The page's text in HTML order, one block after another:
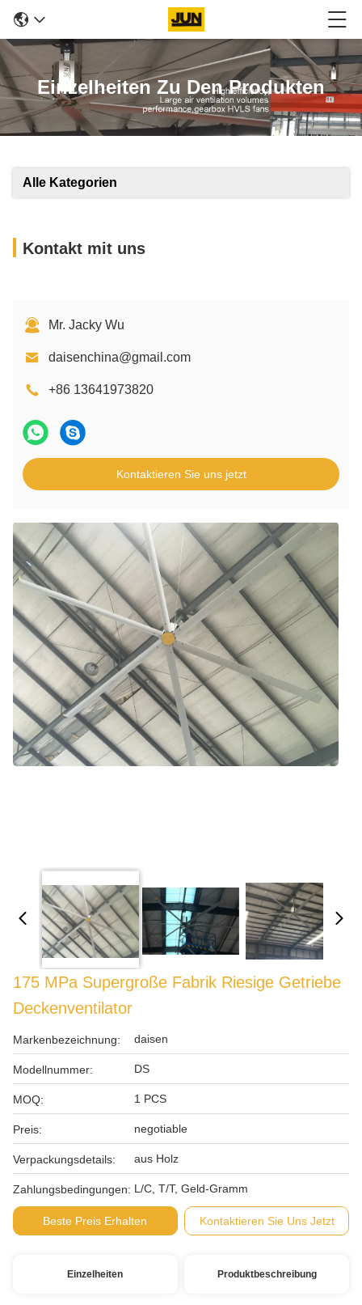
Einzelheiten Zu Den Produkten
Alle Kategorien
Kontakt mit uns
Mr. Jacky Wu
daisenchina@gmail.com
+86 13641973820
Kontaktieren Sie uns jetzt
175 MPa Supergroße Fabrik Riesige Getriebe
Deckenventilator
Markenbezeichnung: daisen
Modellnummer: DS
MOQ: 1 PCS
Preis: negotiable
Verpackungsdetails: aus Holz
Zahlungsbedingungen: L/C, T/T, Geld-Gramm
Beste Preis Erhalten Kontaktieren Sie Uns Jetzt
Einzelheiten Produktbeschreibung